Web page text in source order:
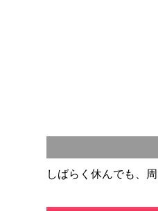
しばらく休んでも、